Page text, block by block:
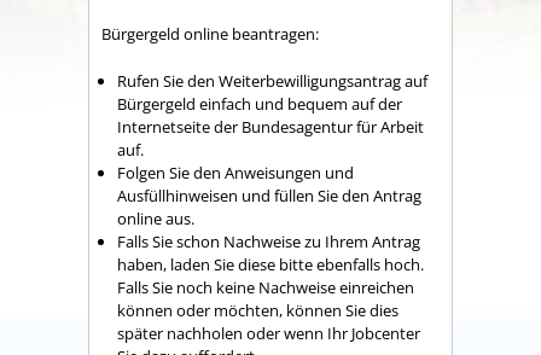
Bürgergeld online beantragen:
Rufen Sie den Weiterbewilligungsantrag auf
Bürgergeld einfach und bequem auf der
Internetseite der Bundesagentur für Arbeit
auf.
Folgen Sie den Anweisungen und
Ausfüllhinweisen und füllen Sie den Antrag
online aus.
Falls Sie schon Nachweise zu Ihrem Antrag
haben, laden Sie diese bitte ebenfalls hoch.
Falls Sie noch keine Nachweise einreichen
können oder möchten, können Sie dies
später nachholen oder wenn Ihr Jobcenter